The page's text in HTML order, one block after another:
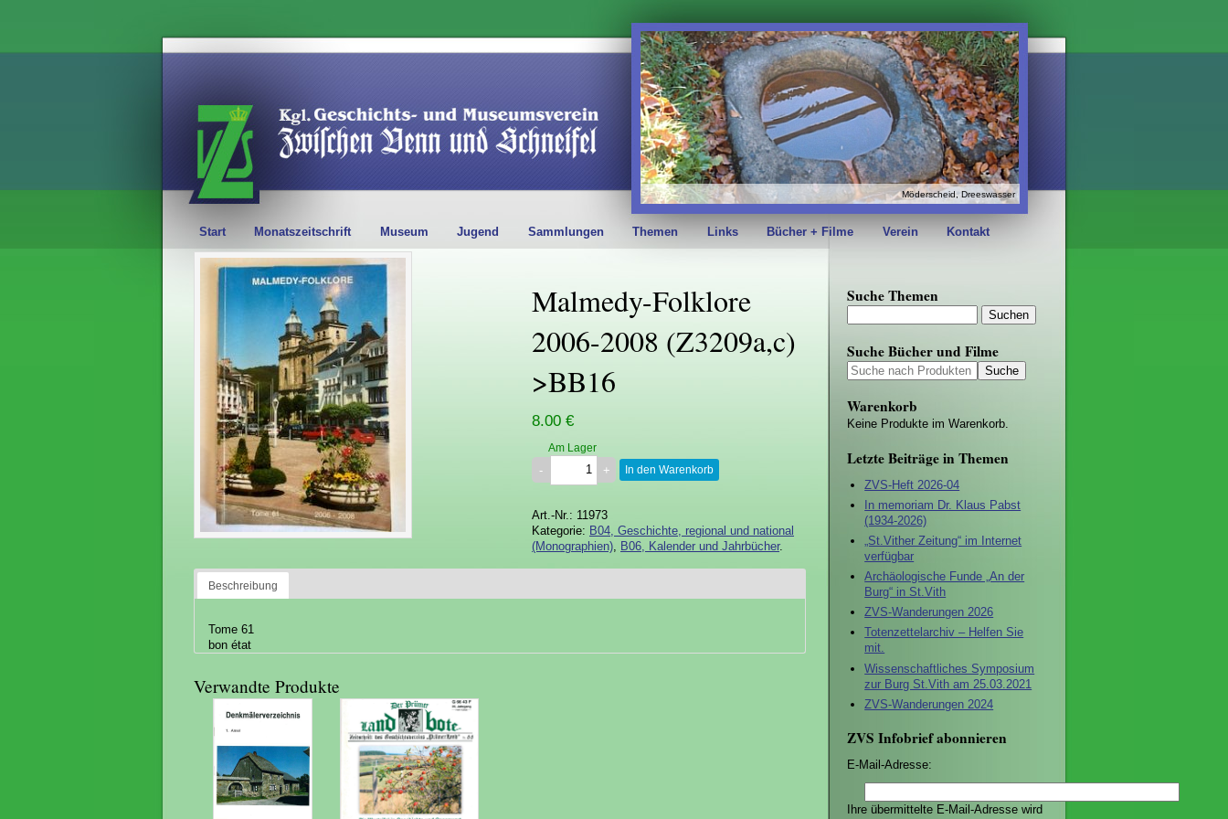
Möderscheid, Dreeswasser
Start Monatszeitschrift Museum Jugend Sammlungen Themen Links Bücher + Filme Verein Kontakt
Malmedy-Folklore
2006-2008 (Z3209a,c)
>BB16
8.00 €
Am Lager
In den Warenkorb
Art.-Nr.: 11973
Kategorie: B04, Geschichte, regional und national
(Monographien) B06, Kalender und Jahrbücher.
Beschreibung
Tome 61
bon état
Verwandte Produkte
Suche Themen
Suche Bücher und Filme
Warenkorb
Keine Produkte im Warenkorb.
Letzte Beiträge in Themen
ZVS-Heft 2026-04
In memoriam Dr. Klaus Pabst
(1934-2026)
„St.Vither Zeitung“ im Internet
verfügbar
Archäologische Funde „An der
Burg“ in St.Vith
ZVS-Wanderungen 2026
Totenzettelarchiv – Helfen Sie
mit.
Wissenschaftliches Symposium
zur Burg St.Vith am 25.03.2021
ZVS-Wanderungen 2024
ZVS Infobrief abonnieren
E-Mail-Adresse:
Ihre übermittelte E-Mail-Adresse wird